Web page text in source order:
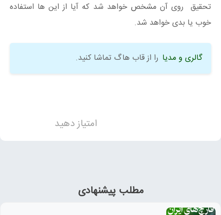
تحقیق روی آن مشخص خواهد شد که آیا از این ها استفاده
خوب یا بدی خواهد شد.
گالری و مدیا را از قاب هاگ تماشا کنید.
امتیاز دهید
مطلب پیشنهادی